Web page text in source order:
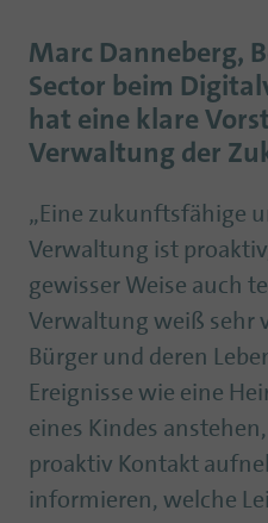
Marc Danneberg,
Sector beim
hat eine klare
Verwaltung der
„Eine zukunftsfähige
Verwaltung ist
gewisser Weise auch
Verwaltung weiß sehr
Bürger und deren
Ereignisse wie eine
eines Kindes
proaktiv Kontakt
informieren, welche